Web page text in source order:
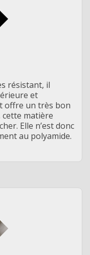
résistant, il
et
offre un très bon
matière
Elle n’est donc
au polyamide.